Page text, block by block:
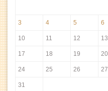
3 4 5 6
10 11 12 13
17 18 19 20
24 25 26 27
31